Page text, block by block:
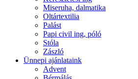
Miseruha, dalmatika
Oltártextilia
Palást
Papi civil ing, póló
Stóla
Zászló
Ünnepi ajánlataink
Advent